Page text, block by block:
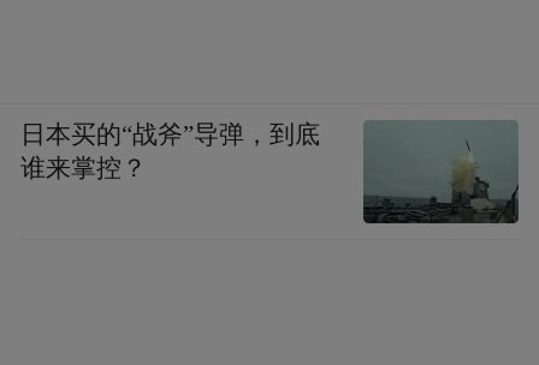
日本买的“战斧”导弹，到底
谁来掌控？